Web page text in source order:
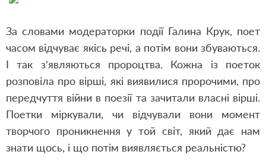
За словами модераторки події Галина Крук, поет
часом відчуває якісь речі, а потім вони збуваються.
І так з’являються пророцтва. Кожна із поеток
розповіла про вірші, які виявилися пророчими, про
передчуття війни в поезії та зачитали власні вірші.
Поетки міркували, чи відчували вони момент
творчого проникнення у той світ, який дає нам
знати щось, і що потім виявляється реальністю?